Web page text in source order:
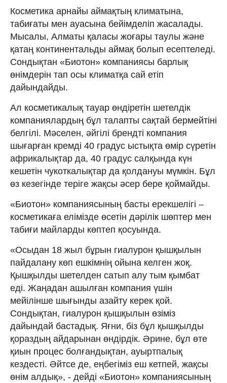
Косметика арнайы аймақтың климатына,
табиғаты мен ауасына бейімделіп жасалады.
Мысалы, Алматы қаласы жоғары таулы және
қатаң континентальды аймақ болып есептеледі.
Сондықтан «Биотон» компаниясы барлық
өнімдерін тап осы климатқа сай етіп
дайындайды.
Ал косметикалық тауар өндіретін шетелдік
компаниялардың бұл талапты сақтай бермейтіні
белгілі. Мәселен, әйгілі брендті компания
шығарған кремді 40 градус ыстықта өмір сүретін
африкалықтар да, 40 градус салқында күн
кешетін чукоткалықтар да қолдануы мүмкін. Бұл
өз кезегінде теріге жақсы әсер бере қоймайды.
«Биотон» компаниясының басты ерекшелігі –
косметикаға елімізде өсетін дәрілік шөптер мен
табиғи майларды көптеп қосуында.
«Осыдан 18 жыл бұрын гиалурон қышқылын
пайдалану көп ешкімнің ойына келген жоқ.
Қышқылды шетелден сатып алу тым қымбат
еді. Жаңадан ашылған компания үшін
мейілінше шығынды азайту керек қой.
Сондықтан, гиалурон қышқылын өзіміз
дайындай бастадық. Яғни, біз бұл қышқылды
қораздың айдарынан өндірдік. Әрине, бұл өте
қиын процес болғандықтан, ауыртпалық
кездесті. Әйтсе де, еңбегіміз еш кетпей, жақсы
өнім алдық», - дейді «Биотон» компаниясының